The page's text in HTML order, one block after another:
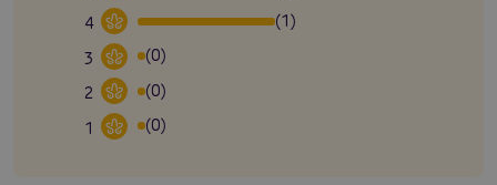
4
(1)
3
(0)
2
(0)
1
(0)